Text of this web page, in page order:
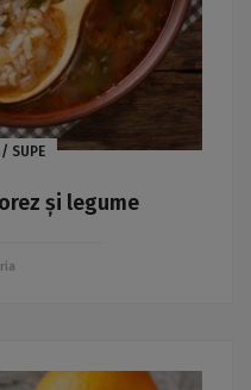
SUPE
și legume